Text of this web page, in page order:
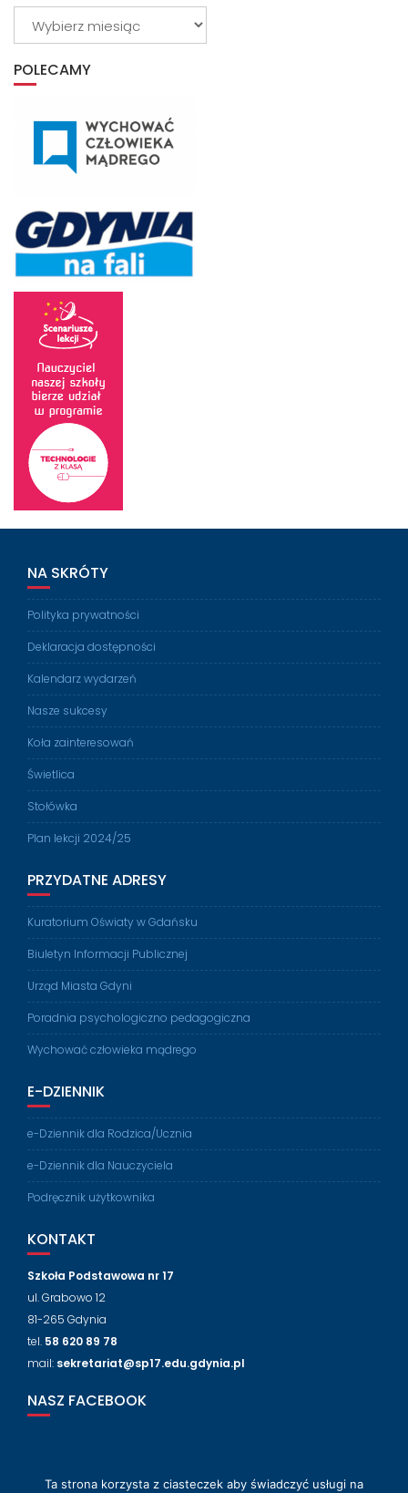
POLECAMY
NA SKRÓTY
Polityka prywatności
Deklaracja dostępności
Kalendarz wydarzeń
Nasze sukcesy
Koła zainteresowań
Świetlica
Stołówka
Plan lekcji 2024/25
PRZYDATNE ADRESY
Kuratorium Oświaty w Gdańsku
Biuletyn Informacji Publicznej
Urząd Miasta Gdyni
Poradnia psychologiczno pedagogiczna
Wychować człowieka mądrego
E-DZIENNIK
e-Dziennik dla Rodzica/Ucznia
e-Dziennik dla Nauczyciela
Podręcznik użytkownika
KONTAKT
Szkoła Podstawowa nr 17
ul. Grabowo 12
81-265 Gdynia
tel. 58 620 89 78
mail: sekretariat@sp17.edu.gdynia.pl
NASZ FACEBOOK
Ta strona korzysta z ciasteczek aby świadczyć usługi na